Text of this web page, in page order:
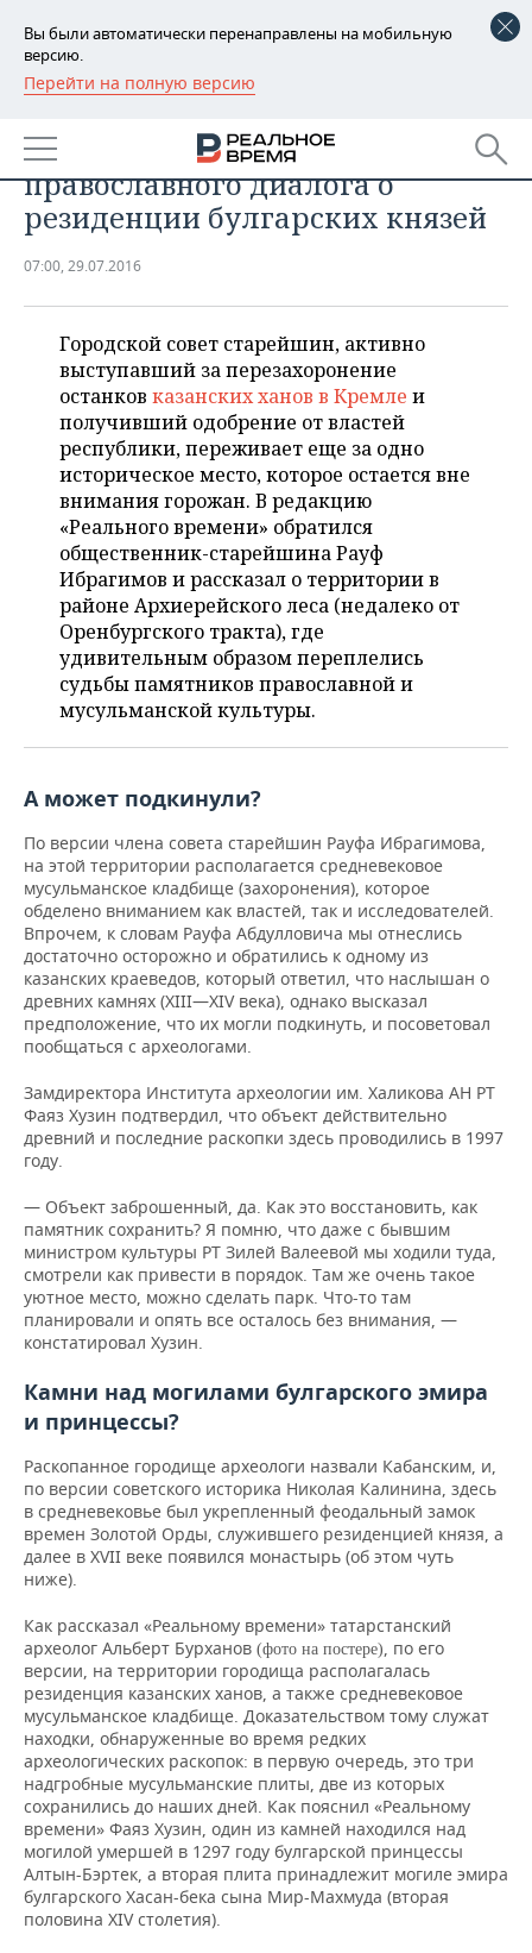
Вы были автоматически перенаправлены на мобильную
версию.
Перейти на полную версию
РЕГИОНЫ
БАШКОРТОСТАН
ТАТАРСТАН
НОВОСТИ
АНАЛИТИКА
ДЕКЛАРАЦИИ О ДОХОДАХ
КОРОЛИ ГОСЗАКАЗА ПФО
ВУЗЫ ТАТАРСТАНА
КОМУ ПРИНАДЛЕЖАТ
ТОРГОВЫЕ ЦЕНТРЫ
ТАТАРСТАНА
НОВОСТИ ЭКОНОМИКИ
ФИНАНСЫ
БАНКИ
БЮДЖЕТ
ИНВЕСТИЦИИ
ПРОМЫШЛЕННОСТЬ
НОВОСТИ
ПРОМЫШЛЕННОСТИ
АГРОПРОМ
МАШИНОСТРОЕНИЕ
НЕФТЕХИМИЯ
НЕФТЬ
ОПК
ЭНЕРГЕТИКА
НЕДВИЖИМОСТЬ
НОВОСТИ НЕДВИЖИМОСТИ
АВТО
НОВОСТИ АВТО
БИЗНЕС
НОВОСТИ БИЗНЕСА
РОЗНИЧНАЯ ТОРГОВЛЯ
ТРАНСПОРТ
УСЛУГИ
ТЕХНОЛОГИИ
НОВОСТИ ТЕХНОЛОГИЙ
МЕДИА
ТЕЛЕКОММУНИКАЦИИ
МЕРОПРИЯТИЯ
НОВОСТИ МЕРОПРИЯТИЙ
ВЫЕЗДНАЯ РЕДАКЦИЯ
БИЗНЕС-БРАНЧИ
ONLINE-КОНФЕРЕНЦИИ
ОТКРЫТАЯ ЛЕКЦИЯ
СПОРТ
НОВОСТИ СПОРТА
ФУТБОЛ
ХОККЕЙ
БАСКЕТБОЛ
ВОЛЕЙБОЛ
КИБЕРСПОРТ
ФИГУРНОЕ КАТАНИЕ
ХОККЕЙ С МЯЧОМ
ОБЩЕСТВО
НОВОСТИ ОБЩЕСТВА
ВЛАСТЬ
ИНФРАСТРУКТУРА
ИСТОРИЯ
КУЛЬТУРА
МЕДИЦИНА
ПРОИСШЕСТВИЯ
ФОТОГАЛЕРЕЯ
СЮЖЕТЫ
СПРАВОЧНИК
СПИСОК ПЕРСОН
СПИСОК КОМПАНИЙ
ПОЛНАЯ ВЕРСИЯ
историки ждут мусульманско-
православного диалога о
резиденции булгарских князей
07:00, 29.07.2016
Городской совет старейшин, активно
выступавший за перезахоронение
останков казанских ханов в Кремле и
получивший одобрение от властей
республики, переживает еще за одно
историческое место, которое остается вне
внимания горожан. В редакцию
«Реального времени» обратился
общественник-старейшина Рауф
Ибрагимов и рассказал о территории в
районе Архиерейского леса (недалеко от
Оренбургского тракта), где
удивительным образом переплелись
судьбы памятников православной и
мусульманской культуры.
А может подкинули?
По версии члена совета старейшин Рауфа Ибрагимова,
на этой территории располагается средневековое
мусульманское кладбище (захоронения), которое
обделено вниманием как властей, так и исследователей.
Впрочем, к словам Рауфа Абдулловича мы отнеслись
достаточно осторожно и обратились к одному из
казанских краеведов, который ответил, что наслышан о
древних камнях (XIII—XIV века), однако высказал
предположение, что их могли подкинуть, и посоветовал
пообщаться с археологами.
Замдиректора Института археологии им. Халикова АН РТ
Фаяз Хузин подтвердил, что объект действительно
древний и последние раскопки здесь проводились в 1997
году.
— Объект заброшенный, да. Как это восстановить, как
памятник сохранить? Я помню, что даже с бывшим
министром культуры РТ Зилей Валеевой мы ходили туда,
смотрели как привести в порядок. Там же очень такое
уютное место, можно сделать парк. Что-то там
планировали и опять все осталось без внимания, —
констатировал Хузин.
Камни над могилами булгарского эмира
и принцессы?
Раскопанное городище археологи назвали Кабанским, и,
по версии советского историка Николая Калинина, здесь
в средневековье был укрепленный феодальный замок
времен Золотой Орды, служившего резиденцией князя, а
далее в XVII веке появился монастырь (об этом чуть
ниже).
Как рассказал «Реальному времени» татарстанский
археолог Альберт Бурханов (фото на постере), по его
версии, на территории городища располагалась
резиденция казанских ханов, а также средневековое
мусульманское кладбище. Доказательством тому служат
находки, обнаруженные во время редких
археологических раскопок: в первую очередь, это три
надгробные мусульманские плиты, две из которых
сохранились до наших дней. Как пояснил «Реальному
времени» Фаяз Хузин, один из камней находился над
могилой умершей в 1297 году булгарской принцессы
Алтын-Бэртек, а вторая плита принадлежит могиле эмира
булгарского Хасан-бека сына Мир-Махмуда (вторая
половина XIV столетия).